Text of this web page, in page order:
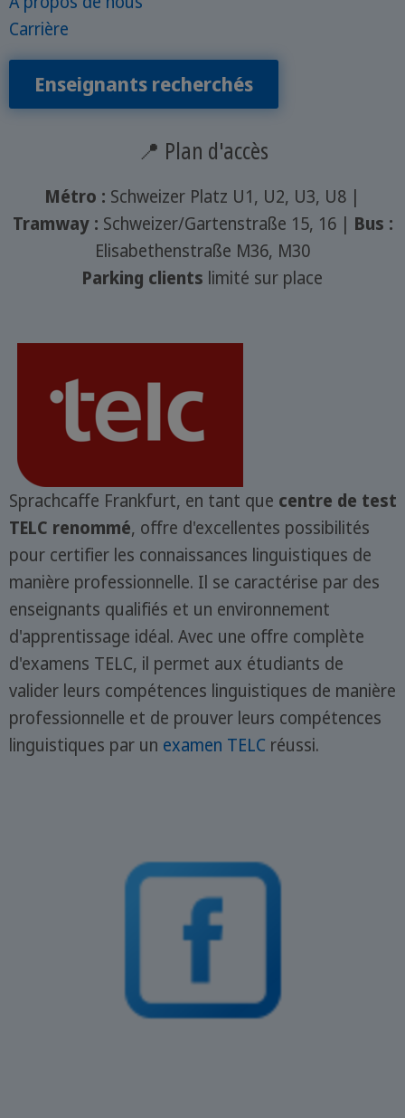
Carrière
Enseignants recherchés
📍 Plan d'accès
Métro : Schweizer Platz U1, U2, U3, U8 |
Tramway : Schweizer/Gartenstraße 15, 16 | Bus :
Elisabethenstraße M36, M30
Parking clients limité sur place
Sprachcaffe Frankfurt, en tant que centre de test
TELC renommé, offre d'excellentes possibilités
pour certifier les connaissances linguistiques de
manière professionnelle. Il se caractérise par des
enseignants qualifiés et un environnement
d'apprentissage idéal. Avec une offre complète
d'examens TELC, il permet aux étudiants de
valider leurs compétences linguistiques de manière
professionnelle et de prouver leurs compétences
linguistiques par un examen TELC réussi.